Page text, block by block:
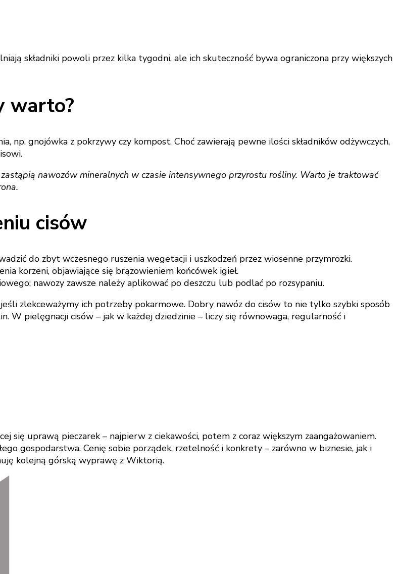
składniki powoli przez kilka tygodni, ale ich skuteczność bywa ograniczona przy większych
warto?
gnojówka z pokrzywy czy kompost. Choć zawierają pewne ilości składników odżywczych,
nawozów mineralnych w czasie intensywnego przyrostu rośliny. Warto je traktować
cisów
do zbyt wczesnego ruszenia wegetacji i uszkodzeń przez wiosenne przymrozki.
korzeni, objawiające się brązowieniem końcówek igieł.
nawozy zawsze należy aplikować po deszczu lub podlać po rozsypaniu.
zlekceważymy ich potrzeby pokarmowe. Dobry nawóz do cisów to nie tylko szybki sposób
W pielęgnacji cisów – jak w każdej dziedzinie – liczy się równowaga, regularność i
się uprawą pieczarek – najpierw z ciekawości, potem z coraz większym zaangażowaniem.
gospodarstwa. Cenię sobie porządek, rzetelność i konkrety – zarówno w biznesie, jak i
kolejną górską wyprawę z Wiktorią.